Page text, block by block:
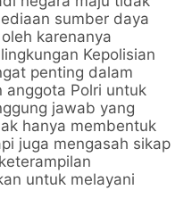
sumber daya
karenanya
Kepolisian
penting dalam
anggota Polri untuk
jawab yang
hanya membentuk
juga mengasah sikap
untuk melayani